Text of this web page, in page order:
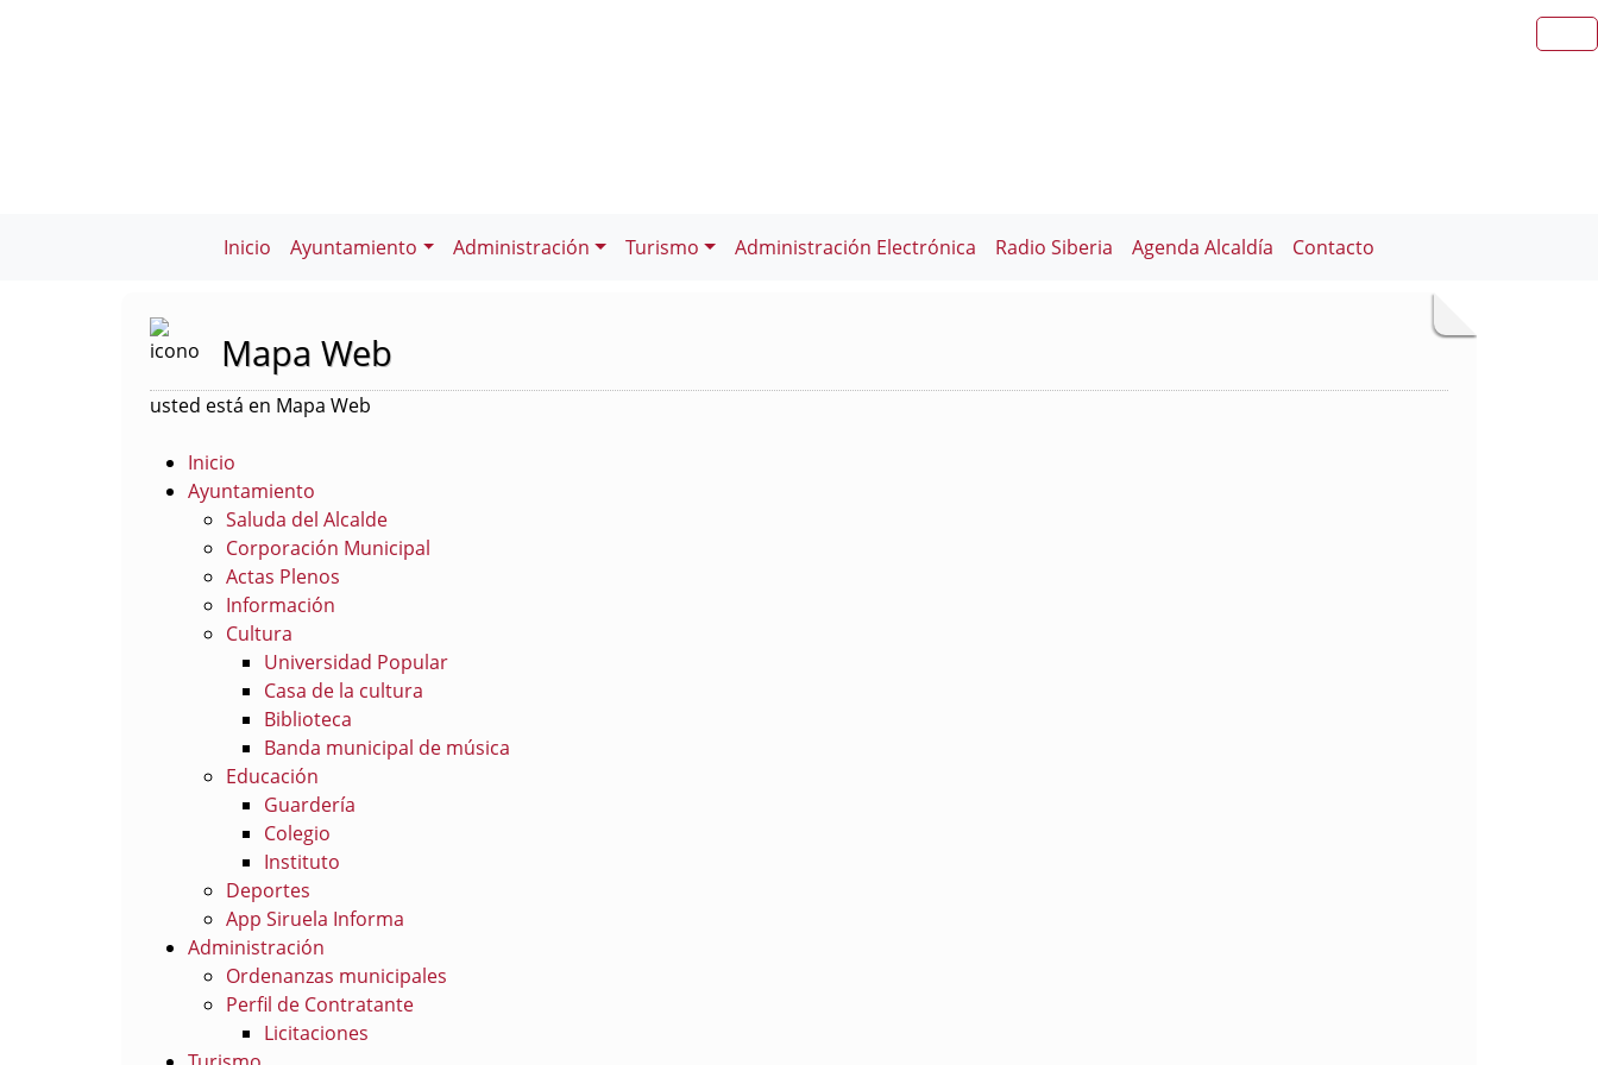
Inicio Ayuntamiento Administración Turismo Administración Electrónica Radio Siberia Agenda Alcaldía Contacto
Mapa Web
usted está en Mapa Web
Inicio
Ayuntamiento
Saluda del Alcalde
Corporación Municipal
Actas Plenos
Información
Cultura
Universidad Popular
Casa de la cultura
Biblioteca
Banda municipal de música
Educación
Guardería
Colegio
Instituto
Deportes
App Siruela Informa
Administración
Ordenanzas municipales
Perfil de Contratante
Licitaciones